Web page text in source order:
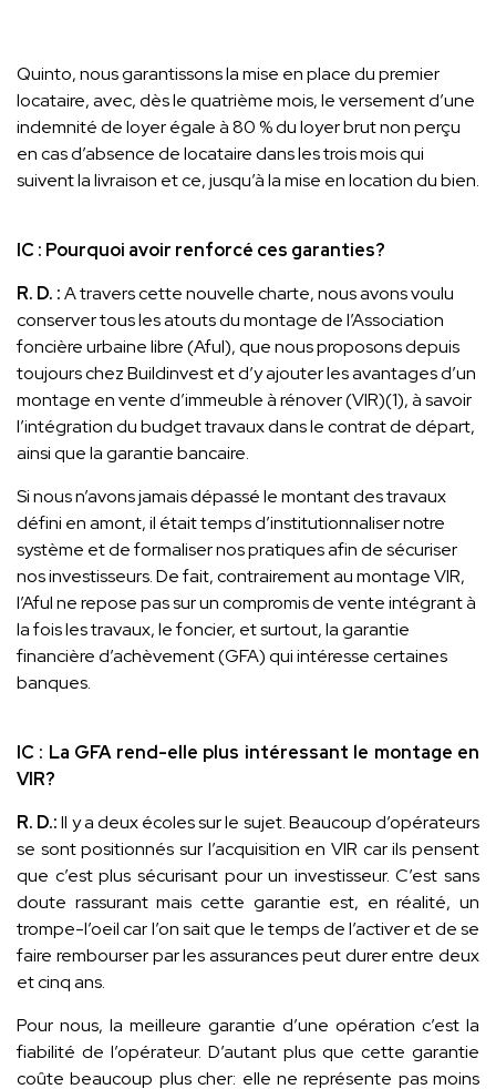
Quinto, nous garantissons la mise en place du premier
locataire, avec, dès le quatrième mois, le versement d’une
indemnité de loyer égale à 80 % du loyer brut non perçu
en cas d’absence de locataire dans les trois mois qui
suivent la livraison et ce, jusqu’à la mise en location du bien.
IC : Pourquoi avoir renforcé ces garanties?
R. D. :A travers cette nouvelle charte, nous avons voulu
conserver tous les atouts du montage de l’Association
foncière urbaine libre (Aful), que nous proposons depuis
toujours chez Buildinvest et d’y ajouter les avantages d’un
montage en vente d’immeuble à rénover (VIR)(1), à savoir
l’intégration du budget travaux dans le contrat de départ,
ainsi que la garantie bancaire.
Si nous n’avons jamais dépassé le montant des travaux
défini en amont, il était temps d’institutionnaliser notre
système et de formaliser nos pratiques afin de sécuriser
nos investisseurs. De fait, contrairement au montage VIR,
l’Aful ne repose pas sur un compromis de vente intégrant à
la fois les travaux, le foncier, et surtout, la garantie
financière d’achèvement (GFA) qui intéresse certaines
banques.
IC : La GFA rend-elle plus intéressant le montage en
VIR?
R. D.:Il y a deux écoles sur le sujet. Beaucoup d’opérateurs
se sont positionnés sur l’acquisition en VIR car ils pensent
que c’est plus sécurisant pour un investisseur. C’est sans
doute rassurant mais cette garantie est, en réalité, un
trompe-l’oeil car l’on sait que le temps de l’activer et de se
faire rembourser par les assurances peut durer entre deux
et cinq ans.
Pour nous, la meilleure garantie d’une opération c’est la
fiabilité de l’opérateur. D’autant plus que cette garantie
coûte beaucoup plus cher: elle ne représente pas moins